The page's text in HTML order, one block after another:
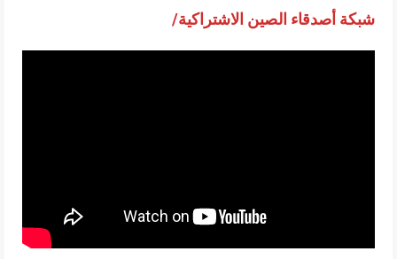
شبكة أصدقاء الصين الاشتراكية/